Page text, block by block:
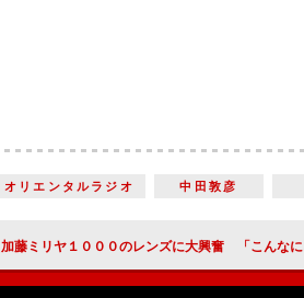
オリエンタルラジオ 中田敦彦
加藤ミリヤ１０００のレンズに大興奮 「こんなにカメラを向けられたのは初めて」